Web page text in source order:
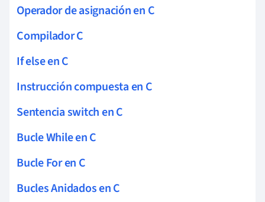
Operador de asignación en C
Compilador C
If else en C
Instrucción compuesta en C
Sentencia switch en C
Bucle While en C
Bucle For en C
Bucles Anidados en C